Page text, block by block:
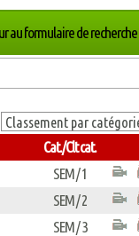
au formulaire de recherche
Cat./Clt cat.
SEM / 1
SEM / 2
SEM / 3